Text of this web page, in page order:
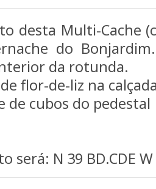
desta Multi-Cache
do
da rotunda.
flor-de-liz na
de cubos do pedestal
será: N 39 BD.CDE W